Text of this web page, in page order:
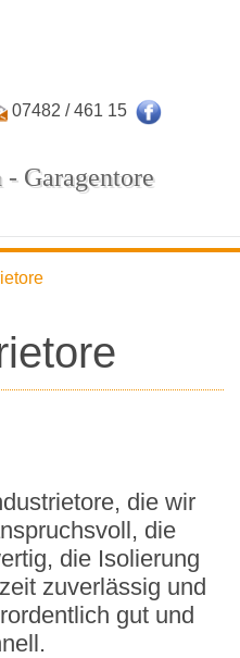
07482 / 461 15
Garagentore
die wir
die
die Isolierung
zuverlässig und
gut und